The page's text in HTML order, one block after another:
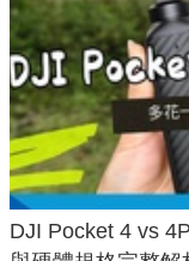
DJI Pocket 4 vs